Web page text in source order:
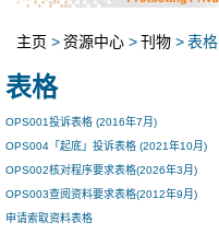
主页 >资源中心 >刊物 >表格
表格
OPS001投诉表格 (2016年7月)
OPS004「起底」投诉表格 (2021年10月)
OPS002核对程序要求表格(2026年3月)
OPS003查阅资料要求表格(2012年9月)
申请索取资料表格